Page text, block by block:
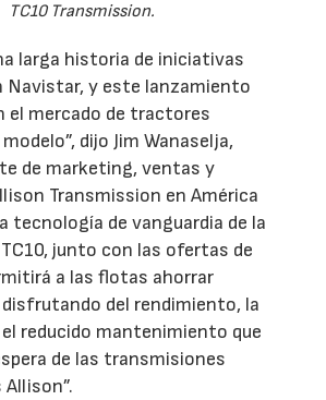
TC10 Transmission.
larga historia de iniciativas
Navistar, y este lanzamiento
el mercado de tractores
dijo Jim Wanaselja,
de marketing, ventas y
Transmission en América
tecnología de vanguardia de la
junto con las ofertas de
a las flotas ahorrar
del rendimiento, la
reducido mantenimiento que
de las transmisiones